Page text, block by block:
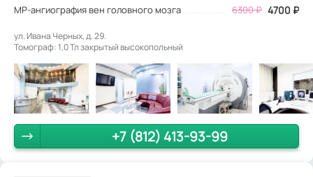
МР-ангиография вен головного мозга 6300₽ 4700 ₽
ул. Ивана Черных, д. 29.
Томограф: 1,0 Тл закрытый высокопольный
+7 (812) 413-93-99